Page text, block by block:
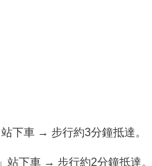
下車 → 步行約3分鐘抵達。
下車 → 步行約2分鐘抵達。